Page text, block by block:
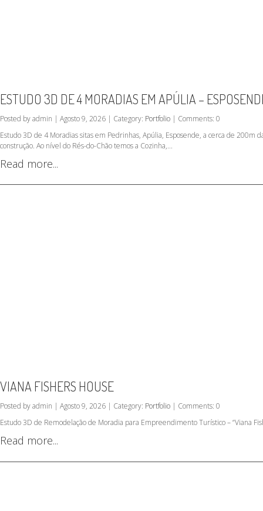
ESTUDO 3D DE 4 MORADIAS EM APÚLIA –
Posted by admin | Agosto 9, 2026 | Category: Portfolio | Comments: 0
Estudo 3D de 4 Moradias sitas em Pedrinhas, Apúlia, Esposende, a cerca de
construção. Ao nível do Rés-do-Chão temos a Cozinha,...
Read more...
VIANA FISHERS HOUSE
Posted by admin | Agosto 9, 2026 | Category: Portfolio | Comments: 0
Estudo 3D de Remodelação de Moradia para Empreendimento Turístico – “Viana
Read more...